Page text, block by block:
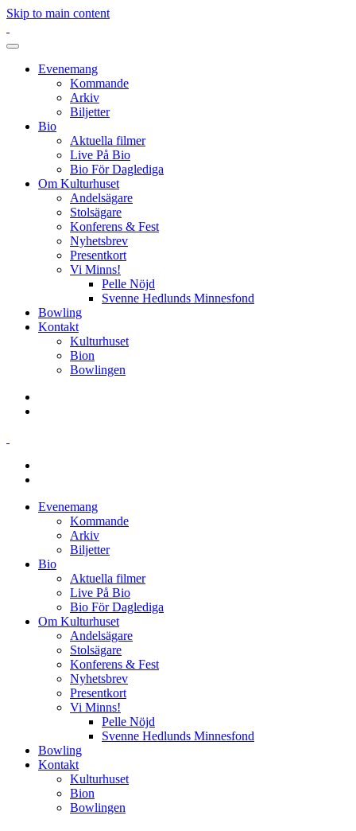
Skip to main content
Evenemang
Kommande
Arkiv
Biljetter
Bio
Aktuella filmer
Live På Bio
Bio För Daglediga
Om Kulturhuset
Andelsägare
Stolsägare
Konferens & Fest
Nyhetsbrev
Presentkort
Vi Minns!
Pelle Nöjd
Svenne Hedlunds Minnesfond
Bowling
Kontakt
Kulturhuset
Bion
Bowlingen
Evenemang
Kommande
Arkiv
Biljetter
Bio
Aktuella filmer
Live På Bio
Bio För Daglediga
Om Kulturhuset
Andelsägare
Stolsägare
Konferens & Fest
Nyhetsbrev
Presentkort
Vi Minns!
Pelle Nöjd
Svenne Hedlunds Minnesfond
Bowling
Kontakt
Kulturhuset
Bion
Bowlingen